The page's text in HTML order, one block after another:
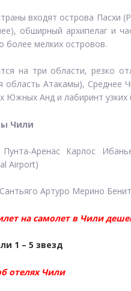
входят острова Пасхи
обширный архипелаг и
более мелких островов.
на три области, резко
область Атакамы), Среднее
Южных Анд и лабиринт
Чили
Пунта-Аренас Карлос
Airport)
Артуро Мерино
на самолет в Чили
1 – 5 звезд
отелях Чили